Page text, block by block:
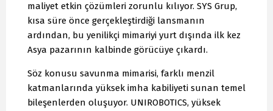
maliyet etkin çözümleri zorunlu kılıyor. SYS Grup,
kısa süre önce gerçekleştirdiği lansmanın
ardından, bu yenilikçi mimariyi yurt dışında ilk kez
Asya pazarının kalbinde görücüye çıkardı.
Söz konusu savunma mimarisi, farklı menzil
katmanlarında yüksek imha kabiliyeti sunan temel
bileşenlerden oluşuyor. UNIROBOTICS, yüksek